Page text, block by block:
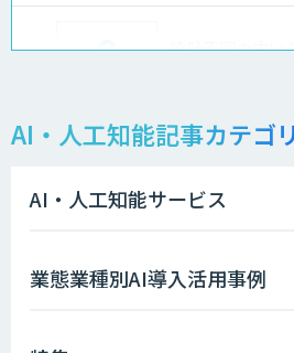
設計不明の古い
AIエージェント
AI・人工知能記事カテゴ
AI・人工知能サービス
業態業種別AI導入活用事例